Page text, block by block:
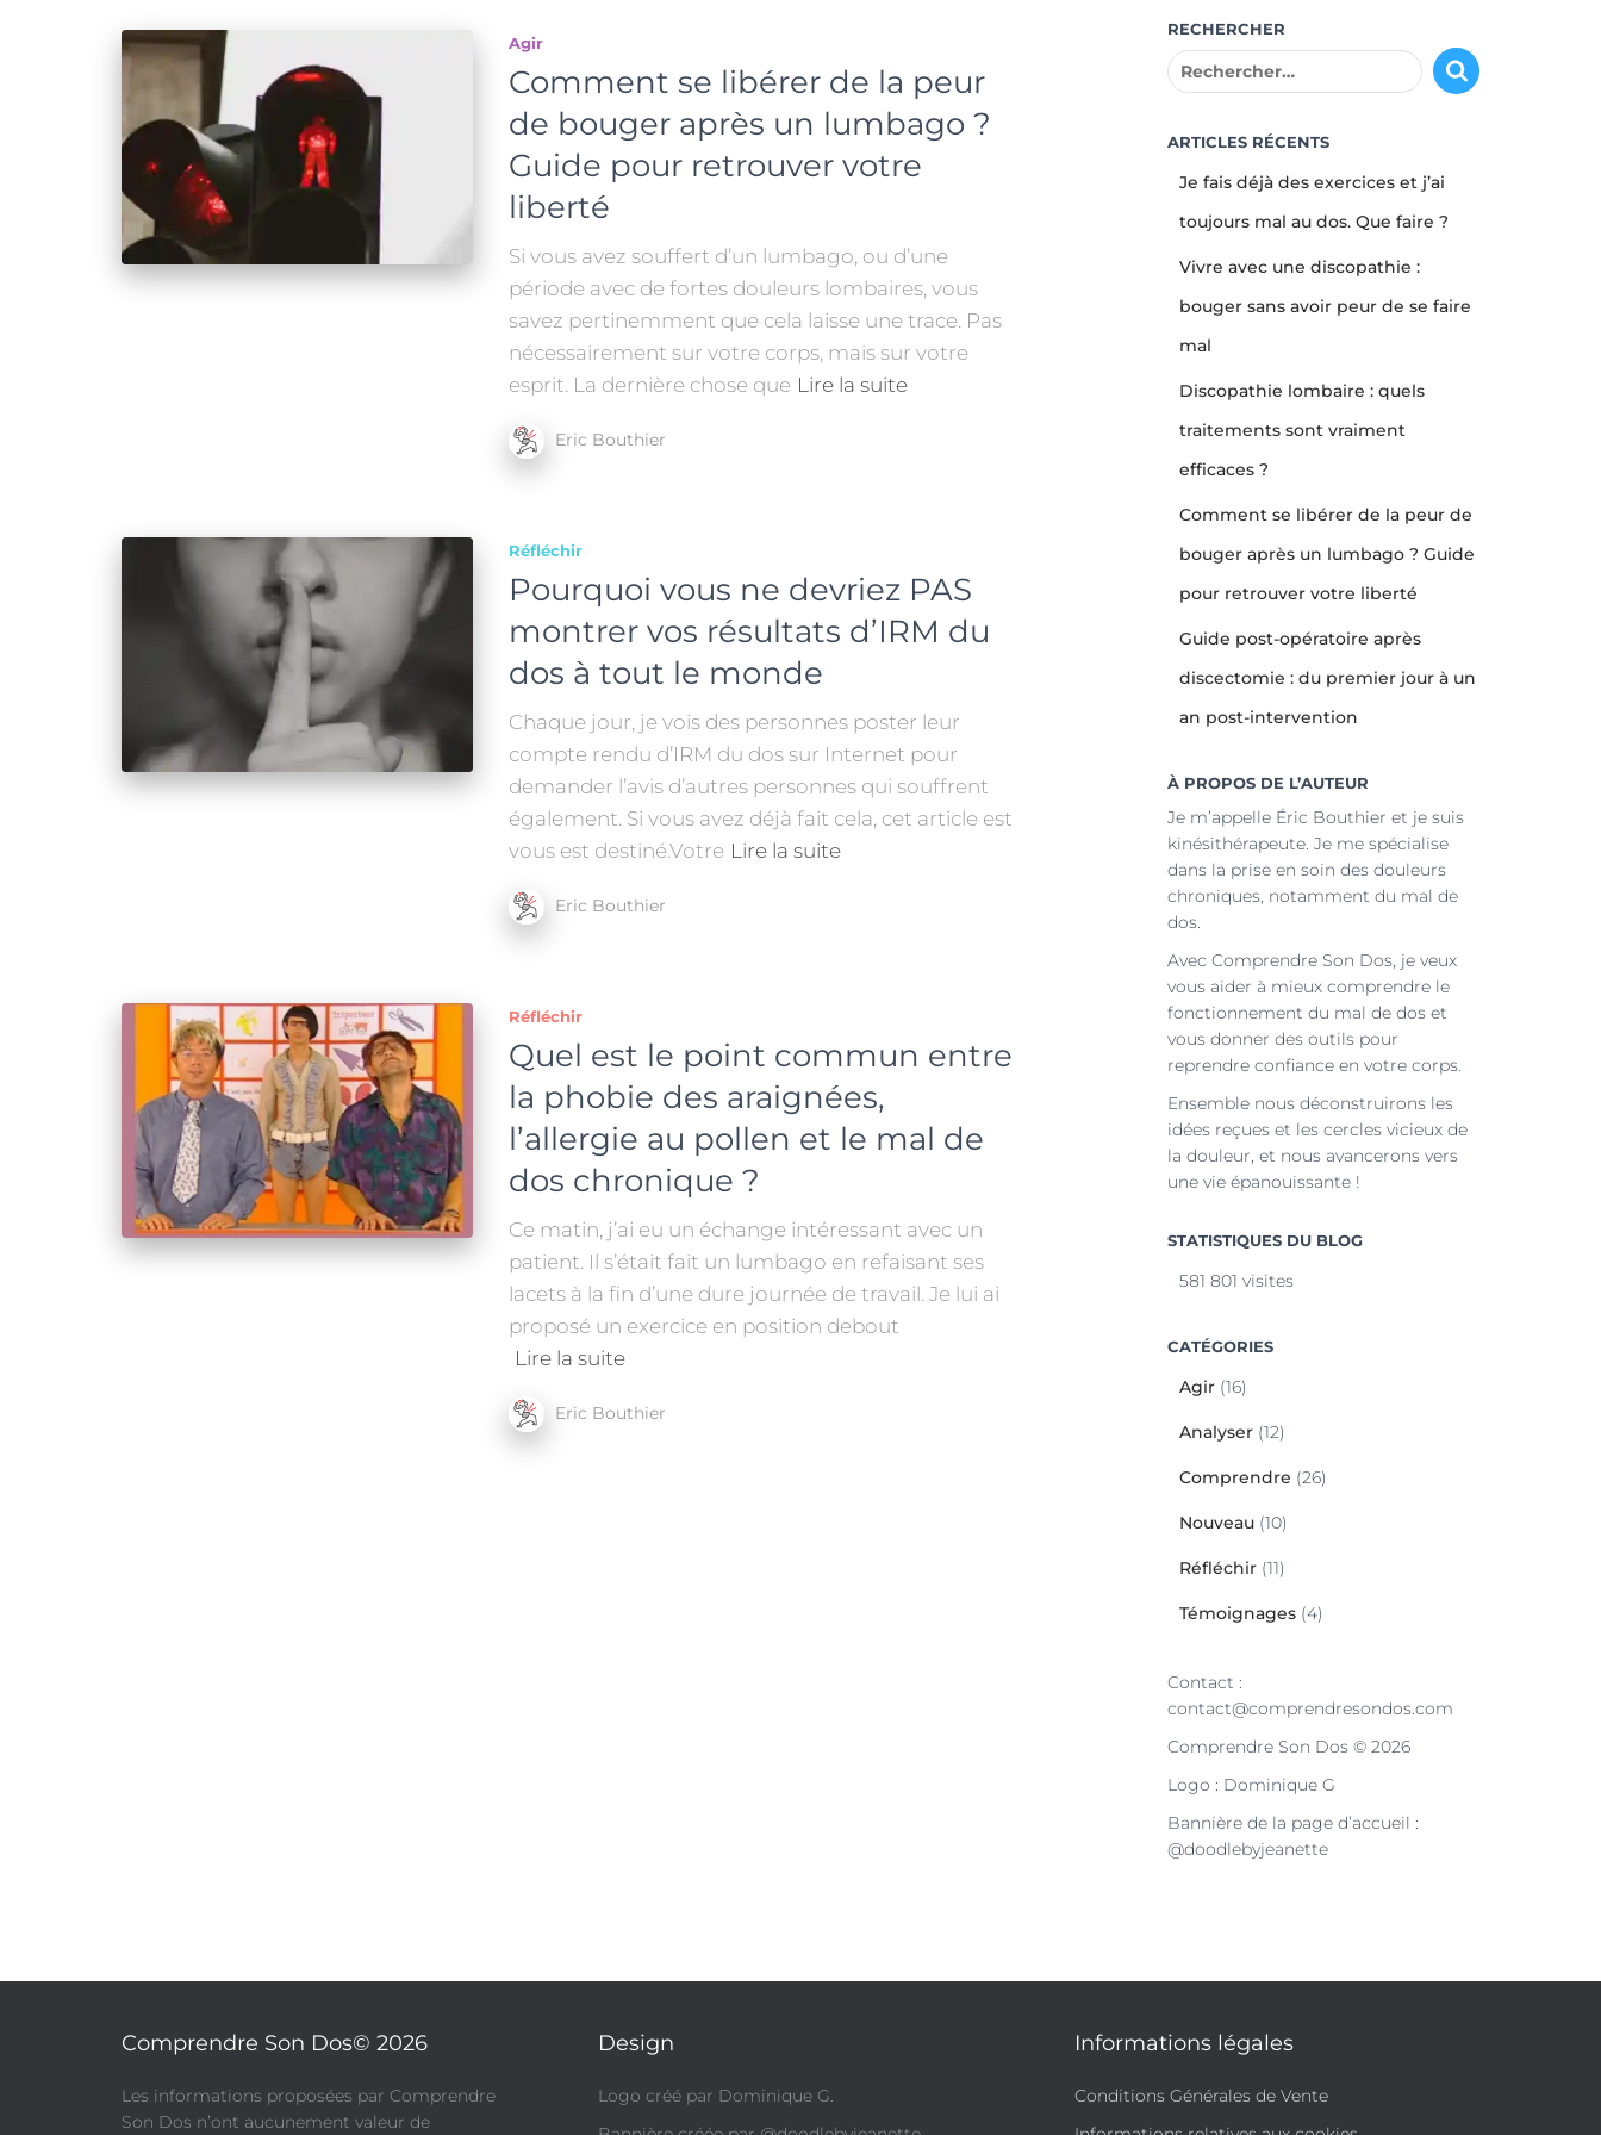
Agir
Comment se libérer de la peur
de bouger après un lumbago ?
Guide pour retrouver votre
liberté
Si vous avez souffert d’un lumbago, ou d’une
période avec de fortes douleurs lombaires, vous
savez pertinemment que cela laisse une trace. Pas
nécessairement sur votre corps, mais sur votre
esprit. La dernière chose que Lire la suite
Eric Bouthier
Réfléchir
Pourquoi vous ne devriez PAS
montrer vos résultats d’IRM du
dos à tout le monde
Chaque jour, je vois des personnes poster leur
compte rendu d’IRM du dos sur Internet pour
demander l’avis d’autres personnes qui souffrent
également. Si vous avez déjà fait cela, cet article est
vous est destiné.Votre Lire la suite
Eric Bouthier
Réfléchir
Quel est le point commun entre
la phobie des araignées,
l’allergie au pollen et le mal de
dos chronique ?
Ce matin, j’ai eu un échange intéressant avec un
patient. Il s’était fait un lumbago en refaisant ses
lacets à la fin d’une dure journée de travail. Je lui ai
proposé un exercice en position debout
Lire la suite
Eric Bouthier
RECHERCHER
R
h
ARTICLES RÉCENTS
Je fais déjà des exercices et j’ai
toujours mal au dos. Que faire ?
Vivre avec une discopathie :
bouger sans avoir peur de se faire
mal
Discopathie lombaire : quels
traitements sont vraiment
efficaces ?
Comment se libérer de la peur de
bouger après un lumbago ? Guide
pour retrouver votre liberté
Guide post-opératoire après
discectomie : du premier jour à un
an post-intervention
À PROPOS DE L’AUTEUR
Je m’appelle Éric Bouthier et je suis
kinésithérapeute. Je me spécialise
dans la prise en soin des douleurs
chroniques, notamment du mal de
dos.
Avec Comprendre Son Dos, je veux
vous aider à mieux comprendre le
fonctionnement du mal de dos et
vous donner des outils pour
reprendre confiance en votre corps.
Ensemble nous déconstruirons les
idées reçues et les cercles vicieux de
la douleur, et nous avancerons vers
une vie épanouissante !
STATISTIQUES DU BLOG
581 801 visites
CATÉGORIES
Agir(16)
Analyser(12)
Comprendre (26)
Nouveau(10)
Réfléchir(11)
Témoignages(4)
Contact :
contact@comprendresondos.com
Comprendre Son Dos © 2026
Logo : Dominique G
Bannière de la page d’accueil :
@doodlebyjeanette
Comprendre Son Dos© 2026
​Les informations proposées par Comprendre
Son Dos n’ont aucunement valeur de
Design
Logo créé par Dominique G.
Informations légales
Conditions Générales de Vente